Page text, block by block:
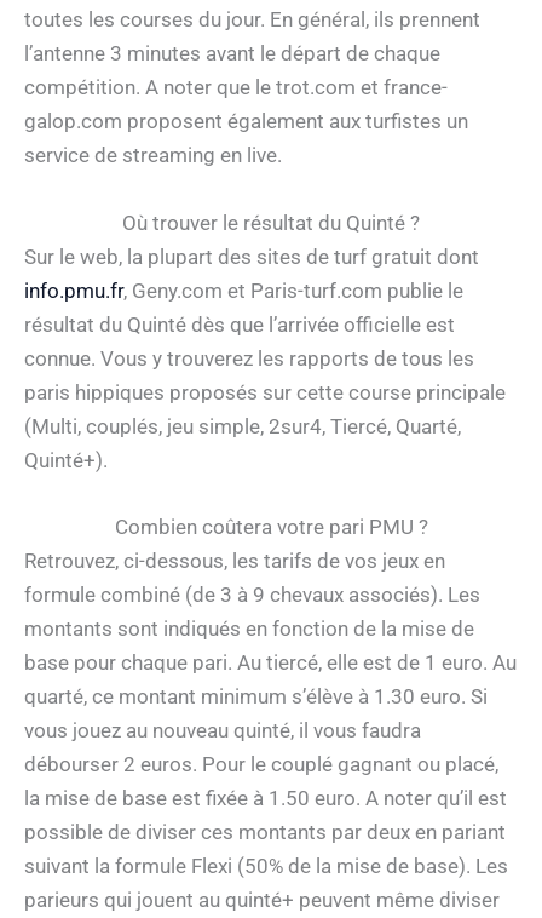
toutes les courses du jour. En général, ils prennent
l’antenne 3 minutes avant le départ de chaque
compétition. A noter que le trot.com et france-
galop.com proposent également aux turfistes un
service de streaming en live.
Où trouver le résultat du Quinté ?
Sur le web, la plupart des sites de turf gratuit dont
info.pmu.fr, Geny.com et Paris-turf.com publie le
résultat du Quinté dès que l’arrivée officielle est
connue. Vous y trouverez les rapports de tous les
paris hippiques proposés sur cette course principale
(Multi, couplés, jeu simple, 2sur4, Tiercé, Quarté,
Quinté+).
Combien coûtera votre pari PMU ?
Retrouvez, ci-dessous, les tarifs de vos jeux en
formule combiné (de 3 à 9 chevaux associés). Les
montants sont indiqués en fonction de la mise de
base pour chaque pari. Au tiercé, elle est de 1 euro. Au
quarté, ce montant minimum s’élève à 1.30 euro. Si
vous jouez au nouveau quinté, il vous faudra
débourser 2 euros. Pour le couplé gagnant ou placé,
la mise de base est fixée à 1.50 euro. A noter qu’il est
possible de diviser ces montants par deux en pariant
suivant la formule Flexi (50% de la mise de base). Les
parieurs qui jouent au quinté+ peuvent même diviser